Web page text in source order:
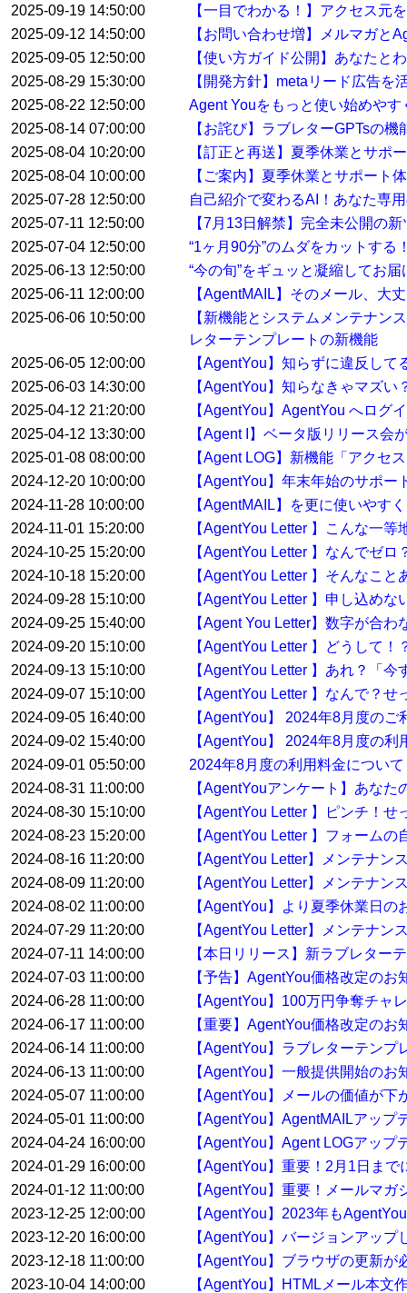
2025-09-19 14:50:00
【一目でわかる！】アクセス元
2025-09-12 14:50:00
【お問い合わせ増】メルマガと
2025-09-05 12:50:00
【使い方ガイド公開】あなたと
2025-08-29 15:30:00
【開発方針】metaリード広告を
2025-08-22 12:50:00
Agent Youをもっと使い始めや
2025-08-14 07:00:00
【お詫び】ラブレターGPTsの
2025-08-04 10:20:00
【訂正と再送】夏季休業とサポ
2025-08-04 10:00:00
【ご案内】夏季休業とサポート
2025-07-28 12:50:00
自己紹介で変わるAI！あなた専
2025-07-11 12:50:00
【7月13日解禁】完全未公開の
2025-07-04 12:50:00
“1ヶ月90分”のムダをカットす
2025-06-13 12:50:00
“今の旬”をギュッと凝縮してお
2025-06-11 12:00:00
【AgentMAIL】そのメール、大
2025-06-06 10:50:00
【新機能とシステムメンテナン
レターテンプレートの新機能
2025-06-05 12:00:00
【AgentYou】知らずに違反し
2025-06-03 14:30:00
【AgentYou】知らなきゃマズ
2025-04-12 21:20:00
【AgentYou】AgentYou へログ
2025-04-12 13:30:00
【Agent I】ベータ版リリース会
2025-01-08 08:00:00
【Agent LOG】新機能「アクセ
2024-12-20 10:00:00
【AgentYou】年末年始のサポー
2024-11-28 10:00:00
【AgentMAIL】を更に使いやす
2024-11-01 15:20:00
【AgentYou Letter 】こんな一
2024-10-25 15:20:00
【AgentYou Letter 】なんでゼ
2024-10-18 15:20:00
【AgentYou Letter 】そんなこ
2024-09-28 15:10:00
【AgentYou Letter 】申し込め
2024-09-25 15:40:00
【Agent You Letter】数字が合
2024-09-20 15:10:00
【AgentYou Letter 】どうして
2024-09-13 15:10:00
【AgentYou Letter 】あれ？「
2024-09-07 15:10:00
【AgentYou Letter 】なんで？
2024-09-05 16:40:00
【AgentYou】 2024年8月度の
2024-09-02 15:40:00
【AgentYou】 2024年8月度の
2024-09-01 05:50:00
2024年8月度の利用料金について
2024-08-31 11:00:00
【AgentYouアンケート】あな
2024-08-30 15:10:00
【AgentYou Letter 】ピンチ！
2024-08-23 15:20:00
【AgentYou Letter 】フォーム
2024-08-16 11:20:00
【AgentYou Letter】メンテナン
2024-08-09 11:20:00
【AgentYou Letter】メンテナン
2024-08-02 11:00:00
【AgentYou】より夏季休業日の
2024-07-29 11:20:00
【AgentYou Letter】メンテナン
2024-07-11 14:00:00
【本日リリース】新ラブレター
2024-07-03 11:00:00
【予告】AgentYou価格改定のお
2024-06-28 11:00:00
【AgentYou】100万円争奪チャ
2024-06-17 11:00:00
【重要】AgentYou価格改定のお
2024-06-14 11:00:00
【AgentYou】ラブレターテン
2024-06-13 11:00:00
【AgentYou】一般提供開始のお
2024-05-07 11:00:00
【AgentYou】メールの価値が
2024-05-01 11:00:00
【AgentYou】AgentMAILアップ
2024-04-24 16:00:00
【AgentYou】Agent LOGアップ
2024-01-29 16:00:00
【AgentYou】重要！2月1日ま
2024-01-12 11:00:00
【AgentYou】重要！メールマ
2023-12-25 12:00:00
【AgentYou】2023年も
2023-12-20 16:00:00
【AgentYou】バージョンアッ
2023-12-18 11:00:00
【AgentYou】ブラウザの更新が
2023-10-04 14:00:00
【AgentYou】HTMLメール本文